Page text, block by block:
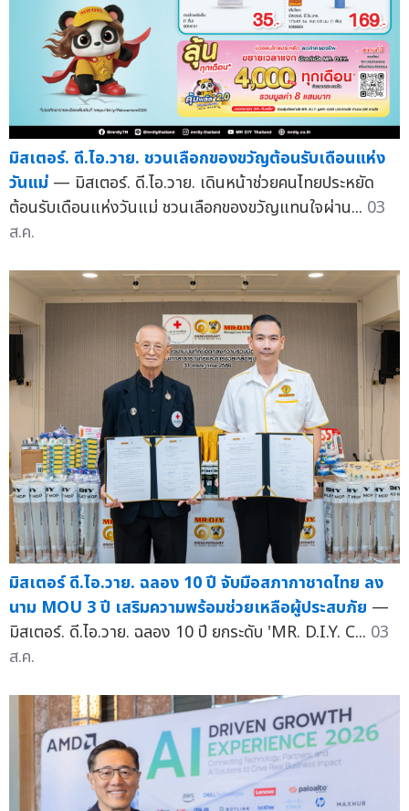
มิสเตอร์. ดี.ไอ.วาย. ชวนเลือกของขวัญต้อนรับเดือนแห่ง
วันแม่ — มิสเตอร์. ดี.ไอ.วาย. เดินหน้าช่วยคนไทยประหยัด
ต้อนรับเดือนแห่งวันแม่ ชวนเลือกของขวัญแทนใจผ่าน... 03
ส.ค.
มิสเตอร์ ดี.ไอ.วาย. ฉลอง 10 ปี จับมือสภากาชาดไทย ลง
นาม MOU 3 ปี เสริมความพร้อมช่วยเหลือผู้ประสบภัย —
มิสเตอร์. ดี.ไอ.วาย. ฉลอง 10 ปี ยกระดับ 'MR. D.I.Y. C... 03
ส.ค.